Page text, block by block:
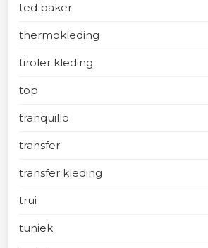
ted baker
thermokleding
tiroler kleding
top
tranquillo
transfer
transfer kleding
trui
tuniek